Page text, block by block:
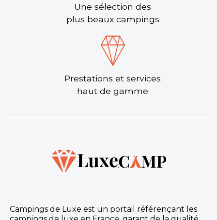
Une sélection des
plus beaux campings
Prestations et services
haut de gamme
Campings de Luxe est un portail référençant les